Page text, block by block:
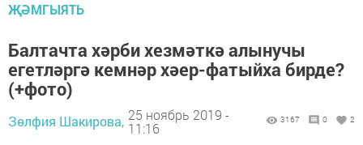
ҖӘМГЫЯТЬ
Балтачта хәрби хезмәткә алынучы
егетләргә кемнәр хәер-фатыйха бирде?
(+фото)
Зөлфия Шакирова, 25 ноябрь 2019 -
11:16
3167 0 2